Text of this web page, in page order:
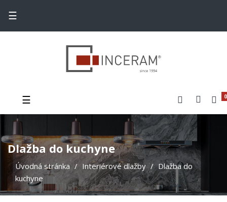
Toggle navigation
☰
Toggle navigation
☰ 0
Dlažba do kuchyne
Úvodná stránka Interiérové dlažby
Dlažba do
kuchyne